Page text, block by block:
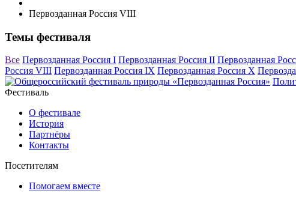
Первозданная Россия VIII
Темы фестиваля
Все Первозданная Россия I Первозданная Россия II Первозданная
Россия VIII Первозданная Россия IX Первозданная Россия X
Фестиваль
О фестивале
История
Партнёры
Контакты
Посетителям
Помогаем вместе